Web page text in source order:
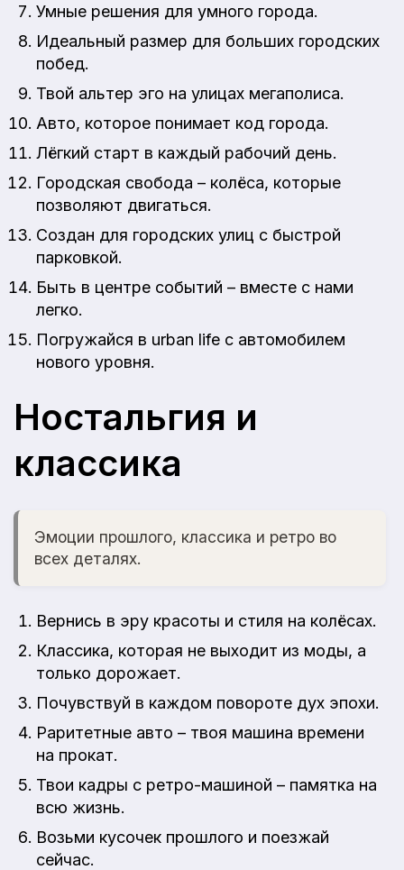
Умные решения для умного города.
Идеальный размер для больших городских
побед.
Твой альтер эго на улицах мегаполиса.
Авто, которое понимает код города.
Лёгкий старт в каждый рабочий день.
Городская свобода – колёса, которые
позволяют двигаться.
Создан для городских улиц с быстрой
парковкой.
Быть в центре событий – вместе с нами
легко.
Погружайся в urban life с автомобилем
нового уровня.
Ностальгия и
классика
Эмоции прошлого, классика и ретро во
всех деталях.
Вернись в эру красоты и стиля на колёсах.
Классика, которая не выходит из моды, а
только дорожает.
Почувствуй в каждом повороте дух эпохи.
Раритетные авто – твоя машина времени
на прокат.
Твои кадры с ретро-машиной – памятка на
всю жизнь.
Возьми кусочек прошлого и поезжай
сейчас.